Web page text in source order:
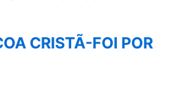
CRISTÃ-FOI POR